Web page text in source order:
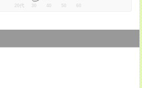
20代 30 40 50 60